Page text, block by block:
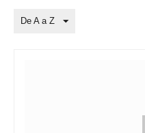
De A a Z